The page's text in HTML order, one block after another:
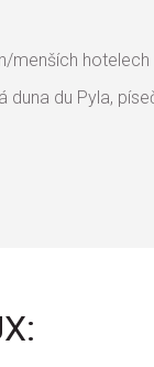
menších hotelech
du Pyla,